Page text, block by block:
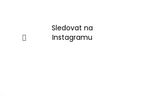
Sledovat na
Instagramu